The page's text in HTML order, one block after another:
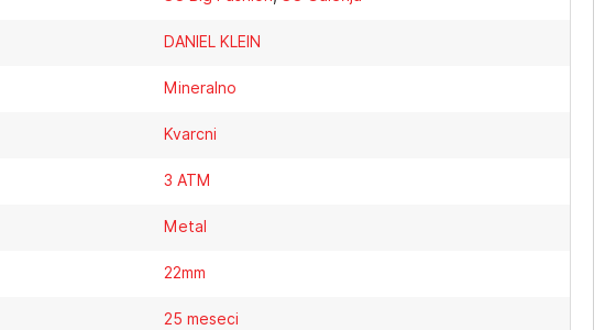
DANIEL KLEIN
Mineralno
Kvarcni
3 ATM
Metal
22mm
25 meseci